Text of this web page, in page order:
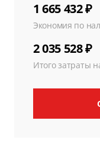
1 665 432 ₽
Экономия по
2 035 528 ₽
Итого затраты